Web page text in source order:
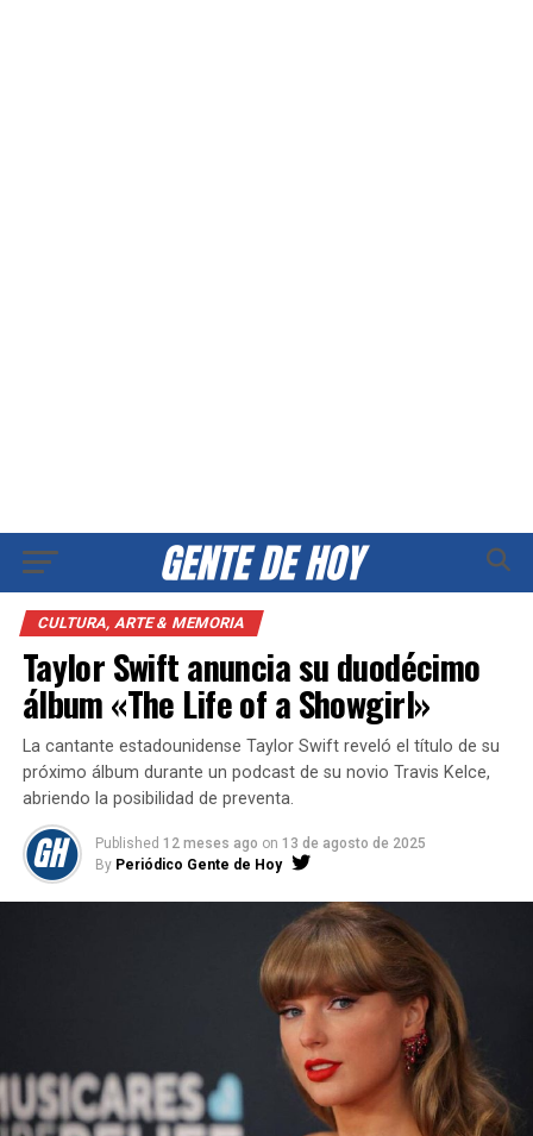
CULTURA, ARTE & MEMORIA
Taylor Swift anuncia su duodécimo
álbum «The Life of a Showgirl»
La cantante estadounidense Taylor Swift reveló el título de su
próximo álbum durante un podcast de su novio Travis Kelce,
abriendo la posibilidad de preventa.
Published 12 meses ago on 13 de agosto de 2025
By Periódico Gente de Hoy